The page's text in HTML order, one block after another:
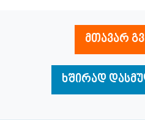
მთავარ
ხშირად